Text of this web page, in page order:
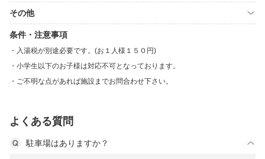
その他
条件・注意事項
入湯税が別途必要です。(お１人様１５０円)
小学生以下のお子様は対応不可となっております。
ご不明な点があれば施設までお問合わせ下さい。
よくある質問
駐車場はありますか？